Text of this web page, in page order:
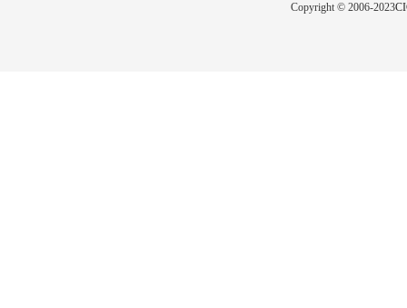
Copyright © 2006-2023